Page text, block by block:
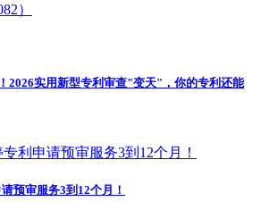
）
2026实用新型专利审查"变天"，你的专利还能
预审服务3到12个月！